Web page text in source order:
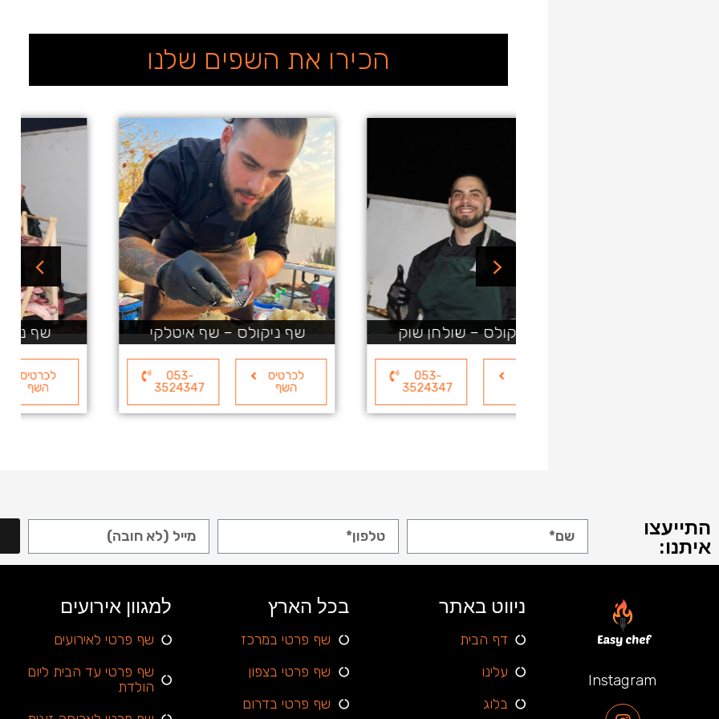
הכירו את השפים שלנו
שף ניקולס – שף בשרי
לכרטיס
השף
שף ניקולס – שף אסייתי
לכרטיס
השף
התייעצו
איתנו:
Instagram
ניווט באתר
דף הבית
עלינו
בלוג
בכל הארץ
שף פרטי במרכז
שף פרטי בצפון
שף פרטי בדרום
למגוון אירועים
שף פרטי לאירועים
שף פרטי עד הבית ליום
הולדת